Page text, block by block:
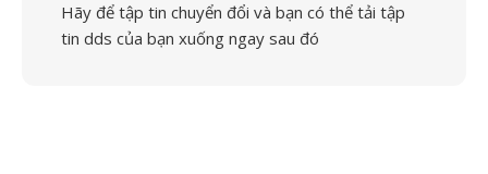
Hãy để tập tin chuyển đổi và bạn có thể tải tập
tin dds của bạn xuống ngay sau đó